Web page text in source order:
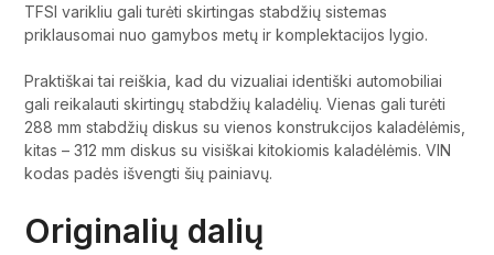
TFSI varikliu gali turėti skirtingas stabdžių sistemas
priklausomai nuo gamybos metų ir komplektacijos lygio.
Praktiškai tai reiškia, kad du vizualiai identiški automobiliai
gali reikalauti skirtingų stabdžių kaladėlių. Vienas gali turėti
288 mm stabdžių diskus su vienos konstrukcijos kaladėlėmis,
kitas – 312 mm diskus su visiškai kitokiomis kaladėlėmis. VIN
kodas padės išvengti šių painiavų.
Originalių dalių